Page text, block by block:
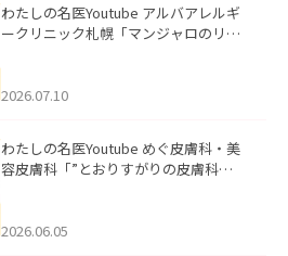
わたしの名医Youtube アルバアレルギ
ークリニック札幌「マンジャロのリア
た。
2026.07.10
わたしの名医Youtube めぐ皮膚科・美
容皮膚科「”とおりすがりの皮膚科
2026.06.05